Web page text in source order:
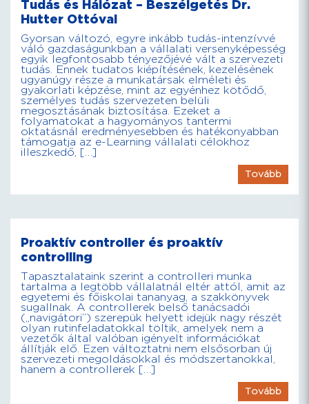
Tudás és Hálózat – Beszélgetés Dr.
Hutter Ottóval
Gyorsan változó, egyre inkább tudás-intenzívvé
váló gazdaságunkban a vállalati versenyképesség
egyik legfontosabb tényezőjévé vált a szervezeti
tudás. Ennek tudatos kiépítésének, kezelésének
ugyanúgy része a munkatársak elméleti és
gyakorlati képzése, mint az egyénhez kötődő,
személyes tudás szervezeten belüli
megosztásának biztosítása. Ezeket a
folyamatokat a hagyományos tantermi
oktatásnál eredményesebben és hatékonyabban
támogatja az e-Learning vállalati célokhoz
illeszkedő, […]
Tovább
Proaktív controller és proaktív
controlling
Tapasztalataink szerint a controlleri munka
tartalma a legtöbb vállalatnál eltér attól, amit az
egyetemi és főiskolai tananyag, a szakkönyvek
sugallnak. A controllerek belső tanácsadói
(„navigátori”) szerepük helyett idejük nagy részét
olyan rutinfeladatokkal töltik, amelyek nem a
vezetők által valóban igényelt információkat
állítják elő. Ezen változtatni nem elsősorban új
szervezeti megoldásokkal és módszertanokkal,
hanem a controllerek […]
Tovább